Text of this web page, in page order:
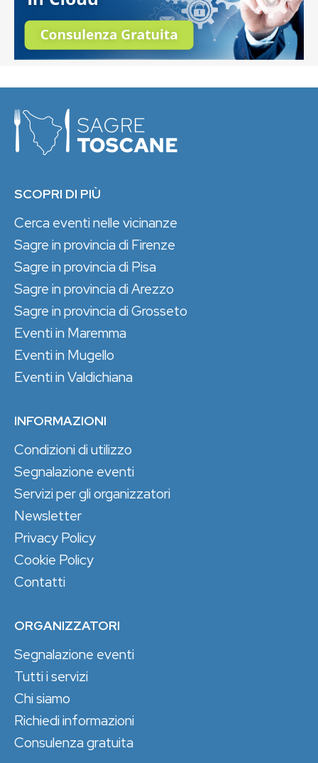
SCOPRI DI PIÙ
Cerca eventi nelle vicinanze
Sagre in provincia di Firenze
Sagre in provincia di Pisa
Sagre in provincia di Arezzo
Sagre in provincia di Grosseto
Eventi in Maremma
Eventi in Mugello
Eventi in Valdichiana
INFORMAZIONI
Condizioni di utilizzo
Segnalazione eventi
Servizi per gli organizzatori
Newsletter
Privacy Policy
Cookie Policy
Contatti
ORGANIZZATORI
Segnalazione eventi
Tutti i servizi
Chi siamo
Richiedi informazioni
Consulenza gratuita